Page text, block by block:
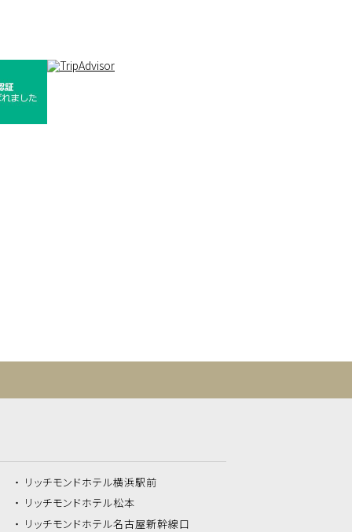
リッチモンドホテル横浜駅前
リッチモンドホテル松本
リッチモンドホテル名古屋新幹線口